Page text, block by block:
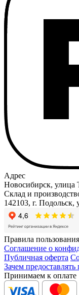
Адрес
Новосибирск, улица
Склад и
142103, г. Подольск,
Правила
Соглашение о
Публичная оферта
Зачем
Принимаем к оплате